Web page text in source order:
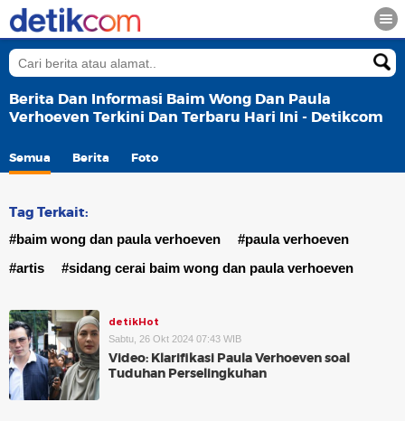
Berita Dan Informasi Baim Wong Dan Paula
Verhoeven Terkini Dan Terbaru Hari Ini - Detikcom
Semua Berita Foto
Tag Terkait:
#baim wong dan paula verhoeven
#paula verhoeven
#artis
#sidang cerai baim wong dan paula verhoeven
detikHot
Sabtu, 26 Okt 2024 07:43 WIB
Video: Klarifikasi Paula Verhoeven soal
Tuduhan Perselingkuhan